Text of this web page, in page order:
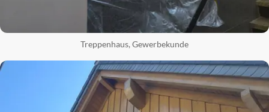
Treppenhaus, Gewerbekunde